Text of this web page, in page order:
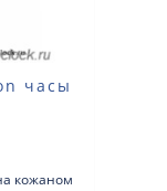
часы
кожаном